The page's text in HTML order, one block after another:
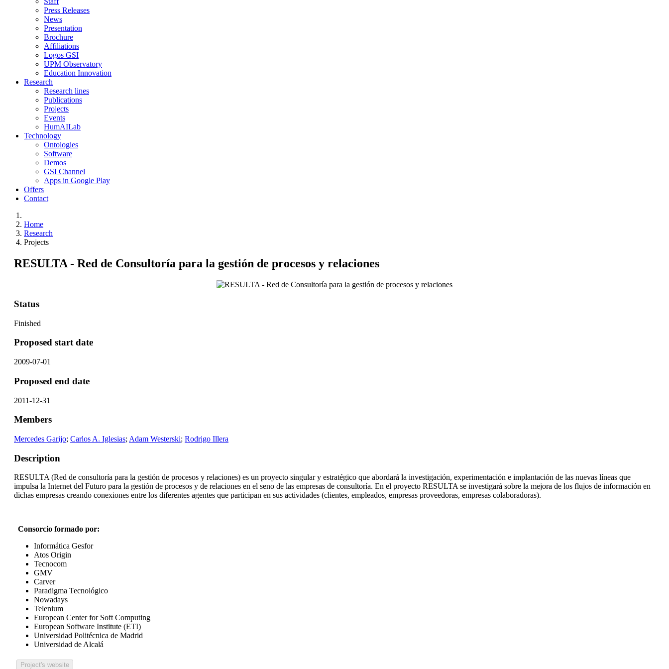
Press Releases
News
Presentation
Brochure
Affiliations
Logos GSI
UPM Observatory
Education Innovation
Research
Research lines
Publications
Projects
Events
HumAILab
Technology
Ontologies
Software
Demos
GSI Channel
Apps in Google Play
Offers
Contact
Home
Research
Projects
RESULTA - Red de Consultoría para la gestión de procesos y relaciones
Status
Finished
Proposed start date
2009-07-01
Proposed end date
2011-12-31
Members
Mercedes Garijo; Carlos A. Iglesias; Adam Westerski; Rodrigo Illera
Description
RESULTA (Red de consultoría para la gestión de procesos y relaciones) es un proyecto singular y estratégico que abordará la investigación, experimentación e implantación de las nuevas líneas que
impulsa la Internet del Futuro para la gestión de procesos y de relaciones en el seno de las empresas de consultoría. En el proyecto RESULTA se investigará sobre la mejora de los flujos de información en
dichas empresas creando conexiones entre los diferentes agentes que participan en sus actividades (clientes, empleados, empresas proveedoras, empresas colaboradoras).
Consorcio formado por:
Informática Gesfor
Atos Origin
Tecnocom
GMV
Carver
Paradigma Tecnológico
Nowadays
Telenium
European Center for Soft Computing
European Software Institute (ETI)
Universidad Politécnica de Madrid
Universidad de Alcalá
Project's website